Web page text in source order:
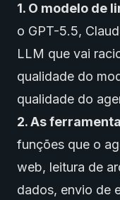
1. O modelo de
o GPT-5.5,
LLM que vai
qualidade do
qualidade do
2. As
funções que o
web, leitura de
dados, envio de